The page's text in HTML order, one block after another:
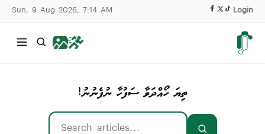
Sun, 9 Aug 2026, 7:14 AM Login
ތިޔަ ހޯއްދަވާ ސަފުހާ ނުފެނުނު!